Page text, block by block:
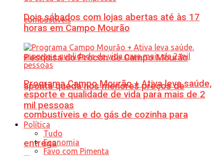
Pesquisa do Procon de Campo Mourão
aponta queda nos menores preços de
combustíveis e do gás de cozinha para
entrega
Dois sábados com lojas abertas até às 17
horas em Campo Mourão
Programa Campo Mourão + Ativa leva saúde,
esporte e qualidade de vida para mais de 2
mil pessoas
Política
Tudo
Economia
Favo com Pimenta